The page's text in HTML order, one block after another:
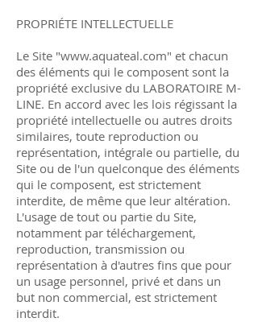
PROPRIÉTE INTELLECTUELLE
Le Site "www.aquateal.com" et chacun
des éléments qui le composent sont la
propriété exclusive du LABORATOIRE M-
LINE. En accord avec les lois régissant la
propriété intellectuelle ou autres droits
similaires, toute reproduction ou
représentation, intégrale ou partielle, du
Site ou de l'un quelconque des éléments
qui le composent, est strictement
interdite, de même que leur altération.
L'usage de tout ou partie du Site,
notamment par téléchargement,
reproduction, transmission ou
représentation à d'autres fins que pour
un usage personnel, privé et dans un
but non commercial, est strictement
interdit.